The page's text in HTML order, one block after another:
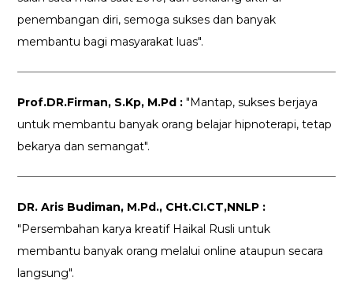
penembangan diri, semoga sukses dan banyak
membantu bagi masyarakat luas".
Prof.DR.Firman, S.Kp, M.Pd : "Mantap, sukses berjaya
untuk membantu banyak orang belajar hipnoterapi, tetap
bekarya dan semangat".
DR. Aris Budiman, M.Pd., CHt.CI.CT,NNLP :
"Persembahan karya kreatif Haikal Rusli untuk
membantu banyak orang melalui online ataupun secara
langsung".